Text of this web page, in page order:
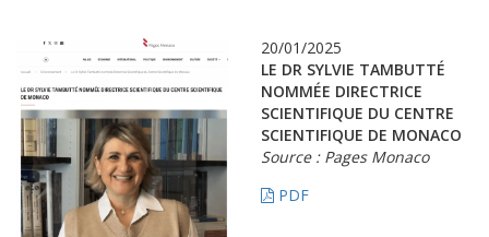
20/01/2025
LE DR SYLVIE TAMBUTTÉ
NOMMÉE DIRECTRICE
SCIENTIFIQUE DU CENTRE
SCIENTIFIQUE DE MONACO
Source : Pages Monaco
PDF